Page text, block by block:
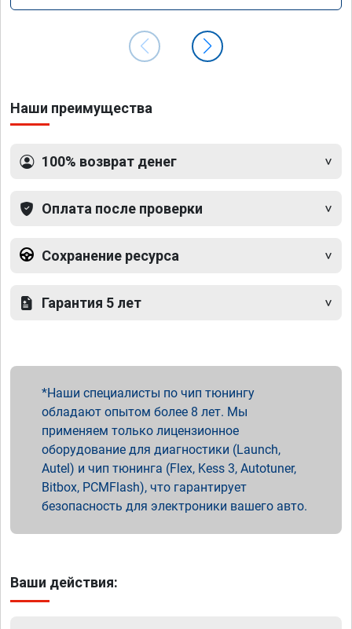
Наши преимущества
100% возврат денег
Оплата после проверки
Сохранение ресурса
Гарантия 5 лет
Наши специалисты по чип тюнингу
обладают опытом более 8 лет. Мы
применяем только лицензионное
оборудование для диагностики (Launch,
Autel) и чип тюнинга (Flex, Kess 3, Autotuner,
Bitbox, PCMFlash), что гарантирует
безопасность для электроники вашего авто.
Ваши действия: